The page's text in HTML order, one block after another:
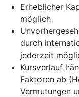
Erheblicher
möglich
durch
jederzeit
Kursverlauf
Faktoren ab
Vermutungen